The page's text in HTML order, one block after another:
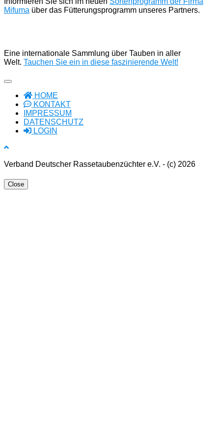
Mifuma über das Fütterungsprogramm unseres Partners.
Eine internationale Sammlung über Tauben in aller
Welt. Tauchen Sie ein in diese faszinierende Welt!
HOME
KONTAKT
IMPRESSUM
DATENSCHUTZ
LOGIN
Verband Deutscher Rassetaubenzüchter e.V. - (c) 2026
Close